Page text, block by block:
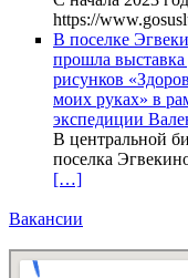
https://
В поселке
прошла выставка
рисунков
моих руках» в
экспедиции
В центральной
поселка
[…]
Вакансии